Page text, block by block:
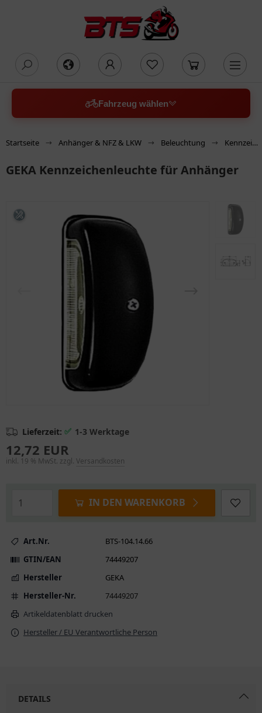
Fahrzeug wählen
Startseite Anhänger & NFZ & LKW Beleuchtung Kennzeichenleuchten
GEKA Kennzeichenleuchte für Anhänger
Lieferzeit: ✅ 1-3 Werktage
12,72 EUR
inkl. 19 % MwSt. zzgl. Versandkosten
IN DEN WARENKORB
Art.Nr.
BTS-104.14.66
GTIN/EAN
74449207
Hersteller
GEKA
Hersteller-Nr.
74449207
Artikeldatenblatt drucken
Hersteller / EU Verantwortliche Person
DETAILS